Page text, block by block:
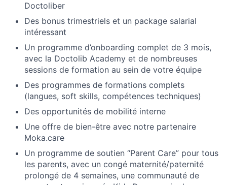
Doctoliber
Des bonus trimestriels et un package salarial
intéressant
Un programme d’onboarding complet de 3 mois,
avec la Doctolib Academy et de nombreuses
sessions de formation au sein de votre équipe
Des programmes de formations complets
(langues, soft skills, compétences techniques)
Des opportunités de mobilité interne
Une offre de bien-être avec notre partenaire
Moka.care
Un programme de soutien “Parent Care” pour tous
les parents, avec un congé maternité/paternité
prolongé de 4 semaines, une communauté de